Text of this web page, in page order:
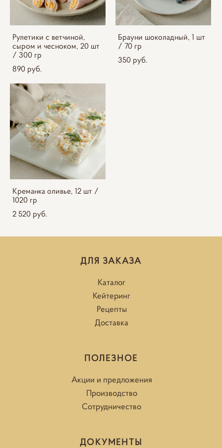
Рулетики с ветчиной,
сыром и чесноком, 20 шт
/ 300 гр
890 pуб.
Брауни шоколадный, 1 шт
/ 70 гр
350 pуб.
Креманка оливье, 12 шт /
1020 гр
2 520 pуб.
ДЛЯ ЗАКАЗА
Каталог
Кейтеринг
Рецепты
Доставка
ПОЛЕЗНОЕ
Акции и предложения
Производство
Сотрудничество
ДОКУМЕНТЫ